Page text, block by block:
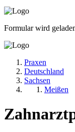
Formular wird
Praxen
Deutschland
Sachsen
Meißen